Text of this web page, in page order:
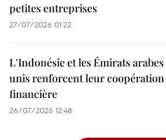
petites entreprises
27/07/2026 01:22
L'Indonésie et les Émirats arabes
unis renforcent leur coopération
financière
26/07/2026 12:48